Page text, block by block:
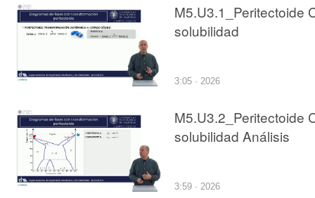
M5.U3.1_Peritectoide
solubilidad
3:05 · 2026
M5.U3.2_Peritectoide
solubilidad Análisis
3:59 · 2026